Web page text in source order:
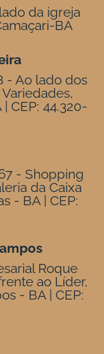
da igreja
BA
- Ao lado dos
CEP: 44.320-
- Shopping
da Caixa
- BA | CEP:
Roque
ao Líder,
- BA | CEP: